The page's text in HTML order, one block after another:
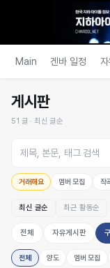
Main 겐바 일정
게시판
51 글 · 최신 글순
거래해요 멤버 모집 작
최신 글순 최근 활동순
전체 자유게시판
전체 양도 멤버 모집